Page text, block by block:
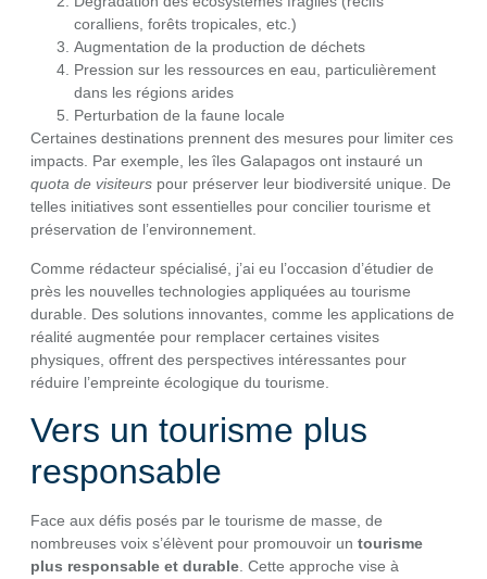
coralliens, forêts tropicales, etc.)
Augmentation de la production de déchets
Pression sur les ressources en eau, particulièrement
dans les régions arides
Perturbation de la faune locale
Certaines destinations prennent des mesures pour limiter ces
impacts. Par exemple, les îles Galapagos ont instauré un
quota de visiteurs pour préserver leur biodiversité unique. De
telles initiatives sont essentielles pour concilier tourisme et
préservation de l’environnement.
Comme rédacteur spécialisé, j’ai eu l’occasion d’étudier de
près les nouvelles technologies appliquées au tourisme
durable. Des solutions innovantes, comme les applications de
réalité augmentée pour remplacer certaines visites
physiques, offrent des perspectives intéressantes pour
réduire l’empreinte écologique du tourisme.
Vers un tourisme plus
responsable
Face aux défis posés par le tourisme de masse, de
nombreuses voix s’élèvent pour promouvoir un tourisme
plus responsable et durable . Cette approche vise à